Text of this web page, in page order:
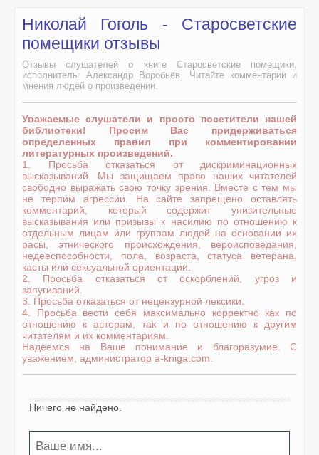
Николай Гоголь - Старосветские
помещики отзывы
Отзывы слушателей о книге Старосветские помещики,
исполнитель: Александр Воробьёв. Читайте комментарии и
мнения людей о произведении.
Уважаемые слушатели и просто посетители нашей
библиотеки! Просим Вас придерживаться
определенных правил при комментировании
литературных произведений.
1. Просьба отказаться от дискриминационных
высказываний. Мы защищаем право наших читателей
свободно выражать свою точку зрения. Вместе с тем мы
не терпим агрессии. На сайте запрещено оставлять
комментарий, который содержит унизительные
высказывания или призывы к насилию по отношению к
отдельным лицам или группам людей на основании их
расы, этнического происхождения, вероисповедания,
недееспособности, пола, возраста, статуса ветерана,
касты или сексуальной ориентации.
2. Просьба отказаться от оскорблений, угроз и
запугиваний.
3. Просьба отказаться от нецензурной лексики.
4. Просьба вести себя максимально корректно как по
отношению к авторам, так и по отношению к другим
читателям и их комментариям.
Надеемся на Ваше понимание и благоразумие. С
уважением, администратор a-kniga.com.
Ничего не найдено.